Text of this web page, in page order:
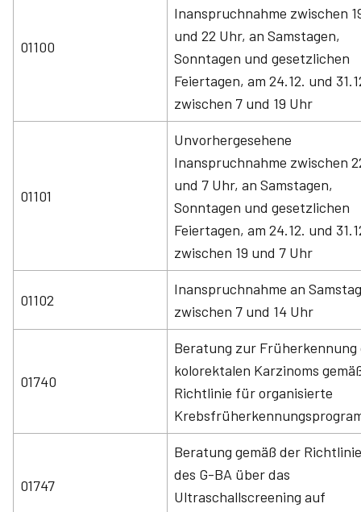
01100
Inanspruchnahme zwischen
und 22 Uhr, an Samstagen,
Sonntagen und gesetzlichen
Feiertagen, am 24.12. und
zwischen 7 und 19 Uhr
01101
Unvorhergesehene
Inanspruchnahme zwischen
und 7 Uhr, an Samstagen,
Sonntagen und gesetzlichen
Feiertagen, am 24.12. und
zwischen 19 und 7 Uhr
01102
Inanspruchnahme an
zwischen 7 und 14 Uhr
01740
Beratung zur Früherkennung
kolorektalen Karzinoms
Richtlinie für organisierte
01747
Beratung gemäß der Richtlinie
des G-BA über das
Ultraschallscreening auf